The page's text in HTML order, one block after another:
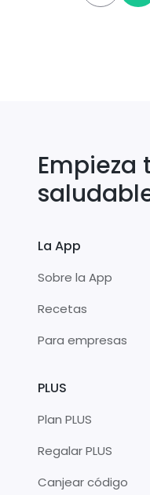
La App
Sobre la App
Recetas
Para empresas
PLUS
Plan PLUS
Regalar PLUS
Canjear código